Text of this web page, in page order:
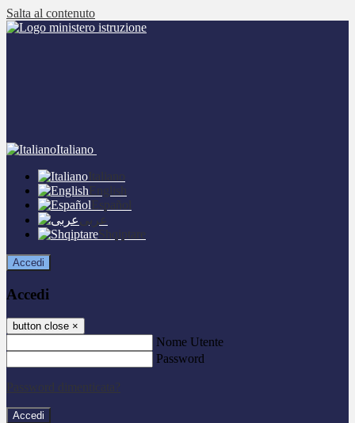
Salta al contenuto
Italiano
Italiano
English
Español
عربى
Shqiptare
Accedi
Accedi
button close ×
Nome Utente
Password
Password dimenticata?